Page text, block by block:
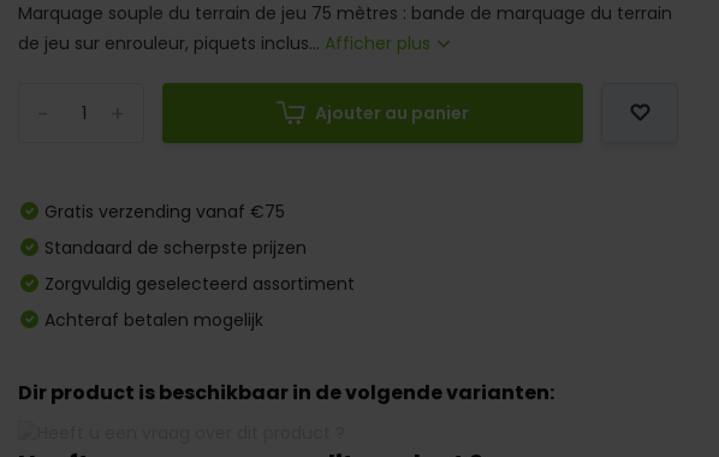
Marquage souple du terrain de jeu 75 mètres : bande de marquage du terrain
de jeu sur enrouleur, piquets inclus... Afficher plus
Ajouter au panier
Gratis verzending vanaf €75
Standaard de scherpste prijzen
Zorgvuldig geselecteerd assortiment
Achteraf betalen mogelijk
Dir product is beschikbaar in de volgende varianten: